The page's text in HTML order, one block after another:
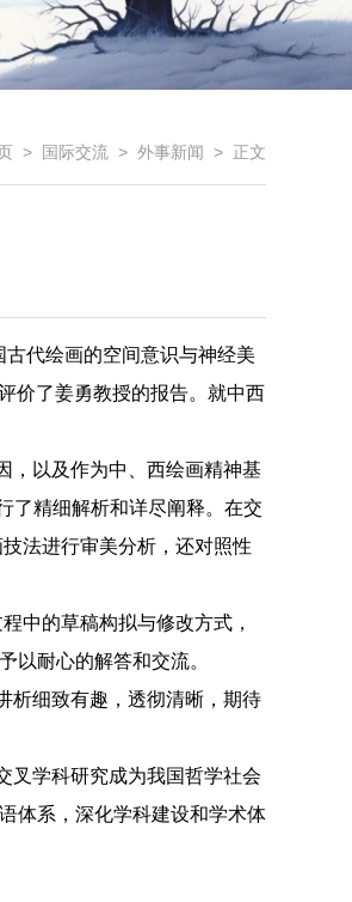
> 国际交流 > 外事新闻 > 正文
代绘画的空间意识与神经美
价了姜勇教授的报告。就中西
，以及作为中、西绘画精神基
了精细解析和详尽阐释。在交
法进行审美分析，还对照性
中的草稿构拟与修改方式，
以耐心的解答和交流。
析细致有趣，透彻清晰，期待
叉学科研究成为我国哲学社会
体系，深化学科建设和学术体